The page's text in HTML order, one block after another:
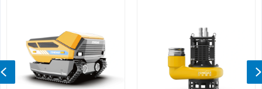
Previous